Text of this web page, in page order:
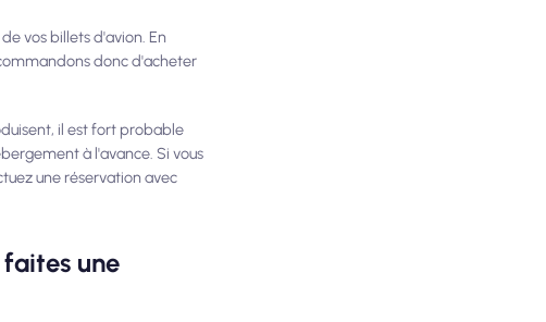
vos billets d'avion. En
donc d'acheter
il est fort probable
à l'avance. Si vous
une réservation avec
une